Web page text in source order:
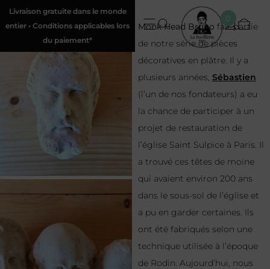
Livraison gratuite dans le monde
entier • Conditions applicables lors
du paiement*
0
Monk Head Bruno fait partie
de notre série de pièces
décoratives en plâtre. Il y a
plusieurs années, Sébastien
(l’un de nos fondateurs) a eu
la chance de participer à un
projet de restauration de
l’église Saint Sulpice à Paris. Il
a trouvé ces têtes de moine
qui avaient environ 200 ans
dans le sous-sol de l’église et
a pu en garder certaines. Ils
ont été fabriqués selon une
technique utilisée à l’époque
de Rodin. Aujourd’hui, nous